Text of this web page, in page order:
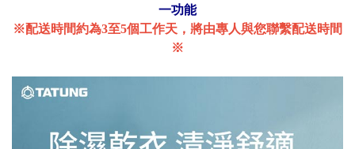
一功能
※配送時間約為3至5個工作天，將由專人與您聯繫配送時間
※